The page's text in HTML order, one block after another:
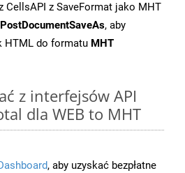
CellsAPI z SaveFormat jako MHT
, aby
HTML do formatu MHT
z interfejsów API
dla WEB to MHT
, aby uzyskać bezpłatne